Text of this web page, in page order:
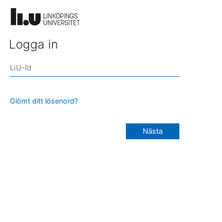
Logga in
Glömt ditt lösenord?
Nästa